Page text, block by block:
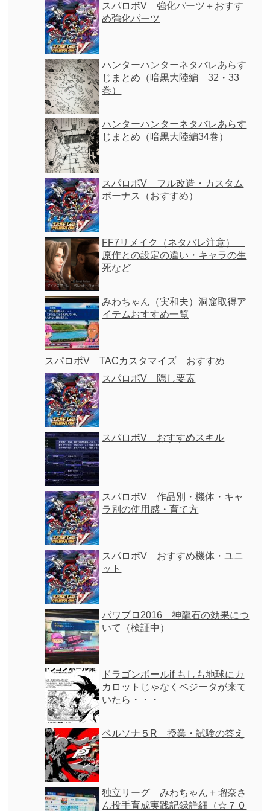
スパロボV 強化パーツ＋おすす
め強化パーツ
ハンターハンターネタバレあらす
じまとめ（暗黒大陸編 32・33
巻）
ハンターハンターネタバレあらす
じまとめ（暗黒大陸編34巻）
スパロボV フル改造・カスタム
ボーナス（おすすめ）
FF7リメイク（ネタバレ注意）
原作との設定の違い・キャラの生
死など
みわちゃん（実和夫）洞窟取得ア
イテムおすすめ一覧
スパロボV TACカスタマイズ おすすめ
スパロボV 隠し要素
スパロボV おすすめスキル
スパロボV 作品別・機体・キャ
ラ別の使用感・育て方
スパロボV おすすめ機体・ユニ
ット
パワプロ2016 神龍石の効果につ
いて（検証中）
ドラゴンボールif もしも地球にカ
カロットじゃなくベジータが来て
いたら・・・
ペルソナ５R 授業・試験の答え
独立リーグ みわちゃん＋瑠奈さ
ん投手育成実践記録詳細（☆７０